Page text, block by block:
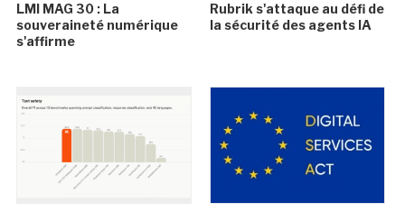
LMI MAG 30 : La
souveraineté numérique
s'affirme
Rubrik s'attaque au défi de
la sécurité des agents IA